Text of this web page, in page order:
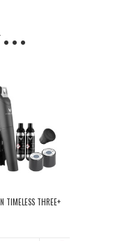
• • •
TIMELESS THREE+